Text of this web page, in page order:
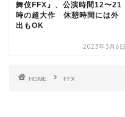
舞伎FFX』、公演時間12〜21
時の超大作 休憩時間には外
出もOK
2023年3月6日
HOME FFX